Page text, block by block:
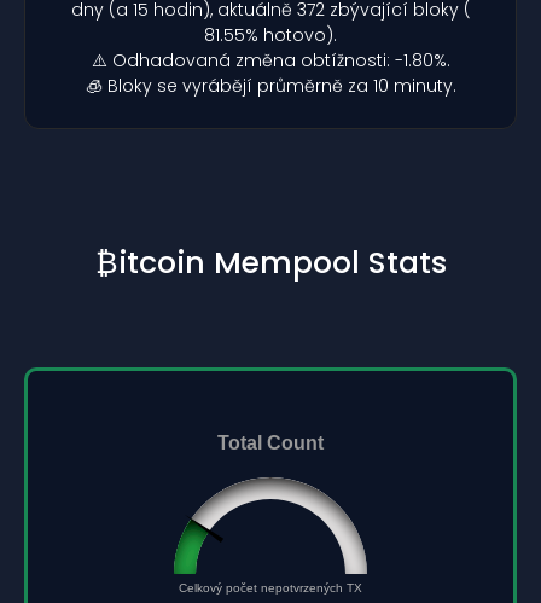
dny (a 15 hodin), aktuálně 372 zbývající bloky (
81.55% hotovo).
⚠️ Odhadovaná změna obtížnosti: -1.80%.
🧊 Bloky se vyrábějí průměrně za 10 minuty.
₿itcoin Mempool Stats
Total Count
Celkový počet nepotvrzených TX
0 500000